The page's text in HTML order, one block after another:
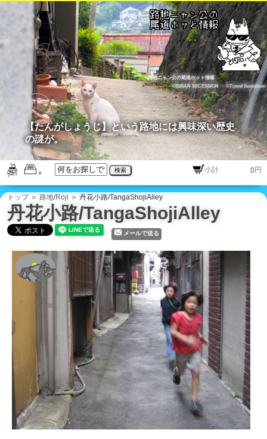
路地ニャン公の尾道ホット情報
©BISAN SECESSION
・©Travel Secession
検索 円
【たんがしょうじ】という路地には興味深い歴史
の謎が。
トップ＞ 路地/Roji ＞ 丹花小路/TangaShojiAlley
丹花小路/TangaShojiAlley
メールで送る